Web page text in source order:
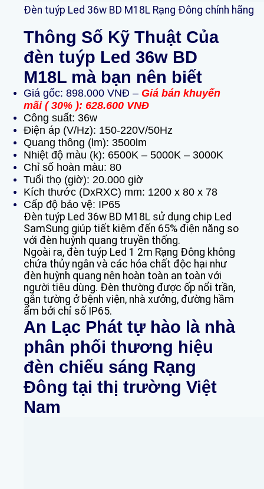
Đèn tuýp Led 36w BD M18L Rạng Đông chính hãng
Thông Số Kỹ Thuật Của
đèn tuýp Led 36w BD
M18L mà bạn nên biết
Giá gốc: 898.000 VNĐ – Giá bán khuyến
mãi ( 30% ): 628.600 VNĐ
Công suất: 36w
Điện áp (V/Hz): 150-220V/50Hz
Quang thông (lm): 3500lm
Nhiệt độ màu (k): 6500K – 5000K – 3000K
Chỉ số hoàn màu: 80
Tuổi thọ (giờ): 20.000 giờ
Kích thước (DxRXC) mm: 1200 x 80 x 78
Cấp độ bảo vệ: IP65
Đèn tuýp Led 36w BD M18L sử dụng chip Led
SamSung giúp tiết kiệm đến 65% điện năng so
với đèn huỳnh quang truyền thống.
Ngoài ra, đèn tuýp Led 1 2m Rạng Đông không
chứa thủy ngân và các hóa chất độc hại như
đèn huỳnh quang nên hoàn toàn an toàn với
người tiêu dùng. Đèn thường được ốp nổi trần,
gắn tường ở bệnh viện, nhà xưởng, đường hầm
ẩm bởi chỉ số IP65.
An Lạc Phát tự hào là nhà
phân phối thương hiệu
đèn chiếu sáng Rạng
Đông tại thị trường Việt
Nam